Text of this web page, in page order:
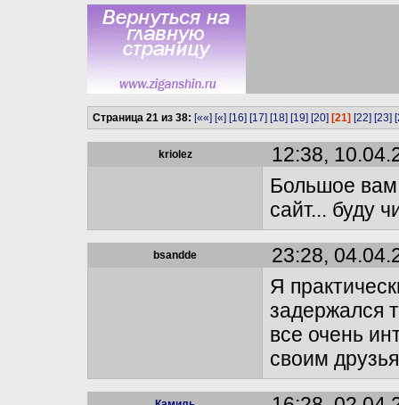
Страница 21 из 38: [««] [«] [16] [17] [18] [19] [20] [21] [22] [23]
kriolez
12:38,
Большое вам
сайт... буду
bsandde
23:28,
Я
задержался
все очень
своим